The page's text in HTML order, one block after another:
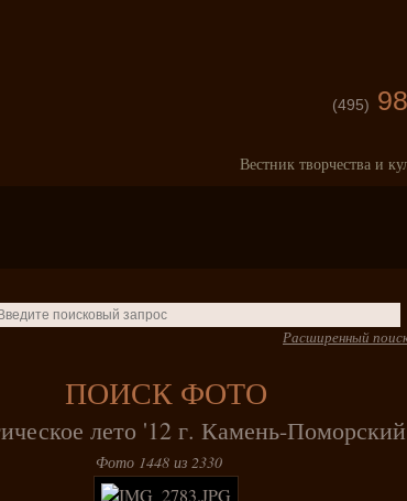
(495)
Вестник творчества и
Расширенный
ПОИСК ФОТО
лето '12 г. Камень-Поморский
Фото 1448 из 2330